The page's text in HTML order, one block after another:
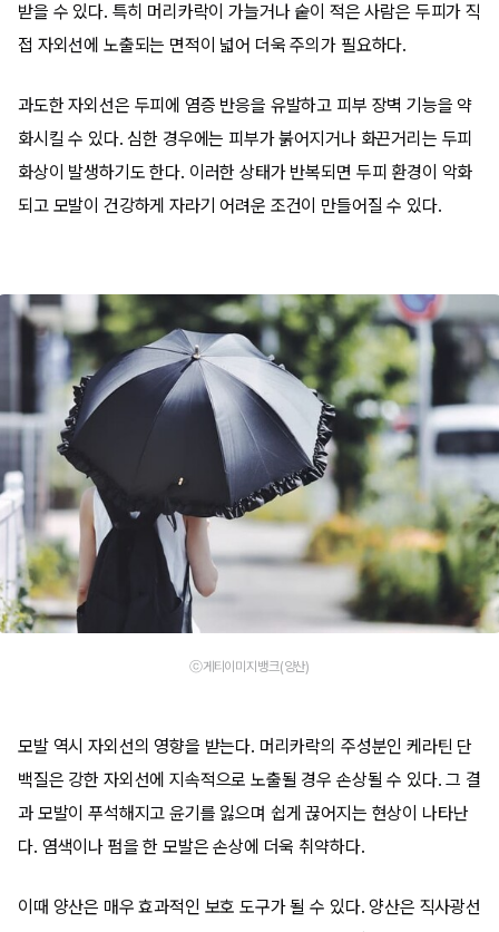
받을 수 있다. 특히 머리카락이 가늘거나 숱이 적은 사람은 두피가 직
접 자외선에 노출되는 면적이 넓어 더욱 주의가 필요하다.
과도한 자외선은 두피에 염증 반응을 유발하고 피부 장벽 기능을 약
화시킬 수 있다. 심한 경우에는 피부가 붉어지거나 화끈거리는 두피
화상이 발생하기도 한다. 이러한 상태가 반복되면 두피 환경이 악화
되고 모발이 건강하게 자라기 어려운 조건이 만들어질 수 있다.
ⓒ게티이미지뱅크(양산)
모발 역시 자외선의 영향을 받는다. 머리카락의 주성분인 케라틴 단
백질은 강한 자외선에 지속적으로 노출될 경우 손상될 수 있다. 그 결
과 모발이 푸석해지고 윤기를 잃으며 쉽게 끊어지는 현상이 나타난
다. 염색이나 펌을 한 모발은 손상에 더욱 취약하다.
이때 양산은 매우 효과적인 보호 도구가 될 수 있다. 양산은 직사광선